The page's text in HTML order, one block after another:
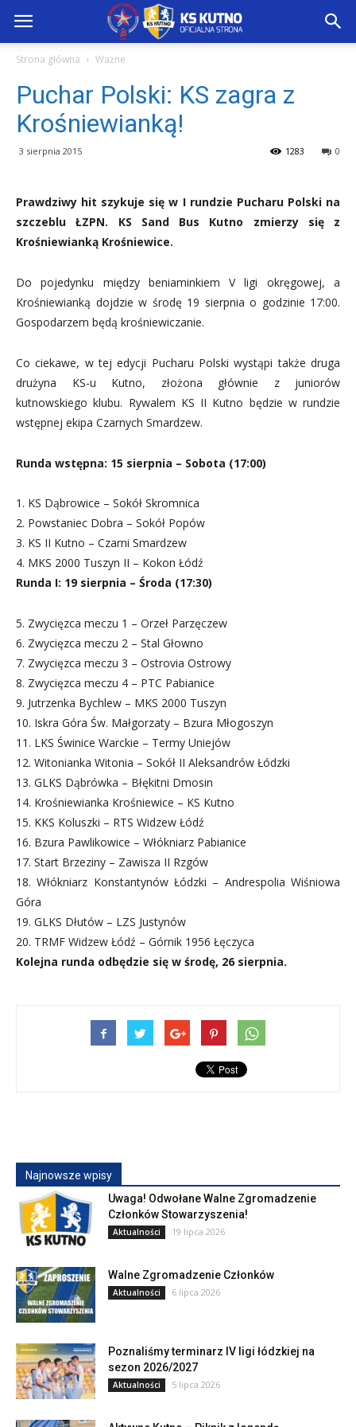
KSKutno.pl
Strona główna Ważne
Puchar Polski: KS zagra z
Krośniewianką!
3 sierpnia 2015 0
1283
Prawdziwy hit szykuje się w I rundzie Pucharu Polski na
szczeblu ŁZPN. KS Sand Bus Kutno zmierzy się z
Krośniewianką Krośniewice.
Do pojedynku między beniaminkiem V ligi okręgowej, a
Krośniewianką dojdzie w środę 19 sierpnia o godzinie 17:00.
Gospodarzem będą krośniewiczanie.
Co ciekawe, w tej edycji Pucharu Polski wystąpi także druga
drużyna KS-u Kutno, złożona głównie z juniorów
kutnowskiego klubu. Rywalem KS II Kutno będzie w rundzie
wstępnej ekipa Czarnych Smardzew.
Runda wstępna: 15 sierpnia – Sobota (17:00)
1. KS Dąbrowice – Sokół Skromnica
2. Powstaniec Dobra – Sokół Popów
3. KS II Kutno – Czarni Smardzew
4. MKS 2000 Tuszyn II – Kokon Łódź
Runda I: 19 sierpnia – Środa (17:30)
5. Zwycięzca meczu 1 – Orzeł Parzęczew
6. Zwycięzca meczu 2 – Stal Głowno
7. Zwycięzca meczu 3 – Ostrovia Ostrowy
8. Zwycięzca meczu 4 – PTC Pabianice
9. Jutrzenka Bychlew – MKS 2000 Tuszyn
10. Iskra Góra Św. Małgorzaty – Bzura Młogoszyn
11. LKS Świnice Warckie – Termy Uniejów
12. Witonianka Witonia – Sokół II Aleksandrów Łódzki
13. GLKS Dąbrówka – Błękitni Dmosin
14. Krośniewianka Krośniewice – KS Kutno
15. KKS Koluszki – RTS Widzew Łódź
16. Bzura Pawlikowice – Włókniarz Pabianice
17. Start Brzeziny – Zawisza II Rzgów
18. Włókniarz Konstantynów Łódzki – Andrespolia Wiśniowa
Góra
19. GLKS Dłutów – LZS Justynów
20. TRMF Widzew Łódź – Górnik 1956 Łęczyca
Kolejna runda odbędzie się w środę, 26 sierpnia.
Najnowsze wpisy
Uwaga! Odwołane Walne Zgromadzenie
Członków Stowarzyszenia!
Aktualności 19 lipca 2026
Walne Zgromadzenie Członków
Aktualności 6 lipca 2026
Poznaliśmy terminarz IV ligi łódzkiej na
sezon 2026/2027
Aktualności 5 lipca 2026